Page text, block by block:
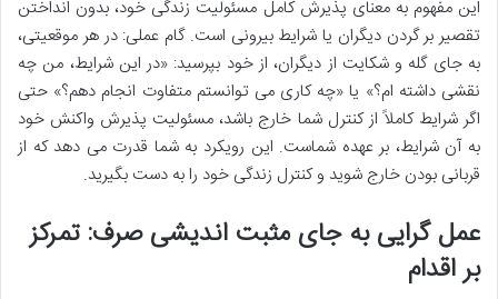
این مفهوم به معنای پذیرش کامل مسئولیت زندگی خود، بدون انداختن
تقصیر بر گردن دیگران یا شرایط بیرونی است. گام عملی: در هر موقعیتی،
به جای گله و شکایت از دیگران، از خود بپرسید: «در این شرایط، من چه
نقشی داشته ام؟» یا «چه کاری می توانستم متفاوت انجام دهم؟» حتی
اگر شرایط کاملاً از کنترل شما خارج باشد، مسئولیت پذیرش واکنش خود
به آن شرایط، بر عهده شماست. این رویکرد به شما قدرت می دهد که از
قربانی بودن خارج شوید و کنترل زندگی خود را به دست بگیرید.
عمل گرایی به جای مثبت اندیشی صرف: تمرکز
بر اقدام